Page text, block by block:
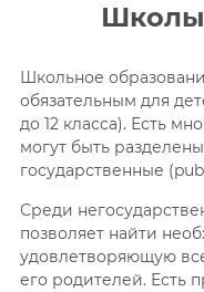
Школы
Школьное
обязательным для
до 12 класса). Есть
могут быть
государственные
Среди
позволяет найти
удовлетворяющую
его родителей. Есть